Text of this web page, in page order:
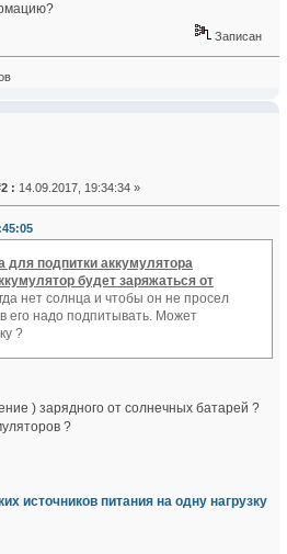
Записан
: 14.09.2017, 19:34:34 »
для подпитки аккумулятора
будет заряжаться от
нет солнца и чтобы он не просел
его надо подпитывать. Может
?
) зарядного от солнечных батарей ?
?
источников питания на одну нагрузку